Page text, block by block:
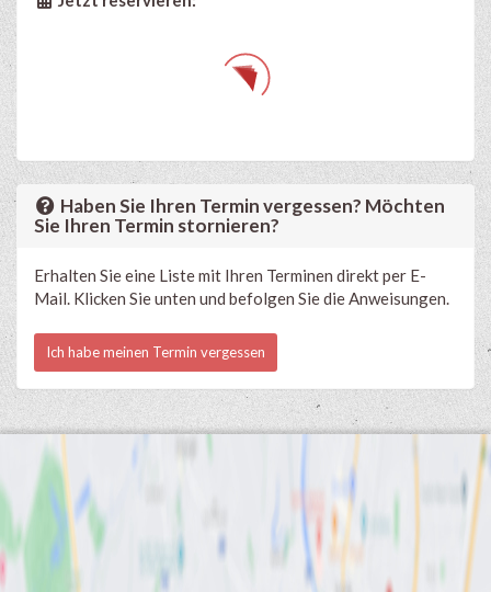
Haben Sie Ihren Termin vergessen? Möchten
Sie Ihren Termin stornieren?
Erhalten Sie eine Liste mit Ihren Terminen direkt per E-
Mail. Klicken Sie unten und befolgen Sie die Anweisungen.
Ich habe meinen Termin vergessen